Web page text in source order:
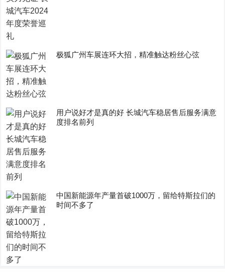
极狐广州车展连环大招，精准触达粉丝心弦
用户说好才是真的好 长城汽车稳居售后服务满意
度排名前列
中国新能源年产量首破1000万，留给特斯拉们的
时间不多了